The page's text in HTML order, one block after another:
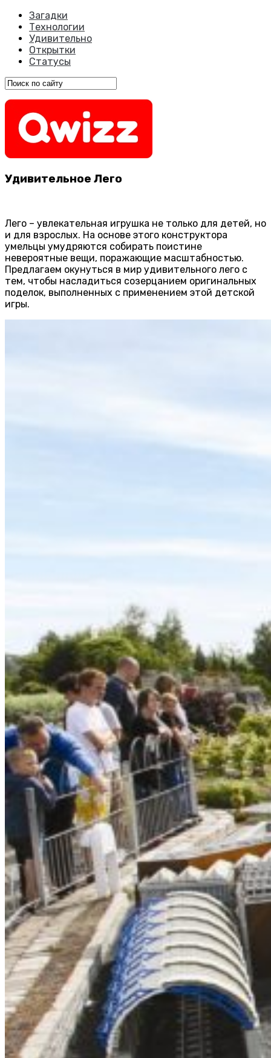
Загадки
Технологии
Удивительно
Открытки
Статусы
Удивительное Лего
Лего – увлекательная игрушка не только для детей, но
и для взрослых. На основе этого конструктора
умельцы умудряются собирать поистине
невероятные вещи, поражающие масштабностью.
Предлагаем окунуться в мир удивительного лего с
тем, чтобы насладиться созерцанием оригинальных
поделок, выполненных с применением этой детской
игры.